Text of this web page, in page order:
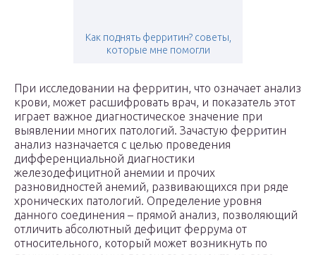
Как поднять ферритин? советы,
которые мне помогли
При исследовании на ферритин, что означает анализ
крови, может расшифровать врач, и показатель этот
играет важное диагностическое значение при
выявлении многих патологий. Зачастую ферритин
анализ назначается с целью проведения
дифференциальной диагностики
железодефицитной анемии и прочих
разновидностей анемий, развивающихся при ряде
хронических патологий. Определение уровня
данного соединения – прямой анализ, позволяющий
отличить абсолютный дефицит феррума от
относительного, который может возникнуть по